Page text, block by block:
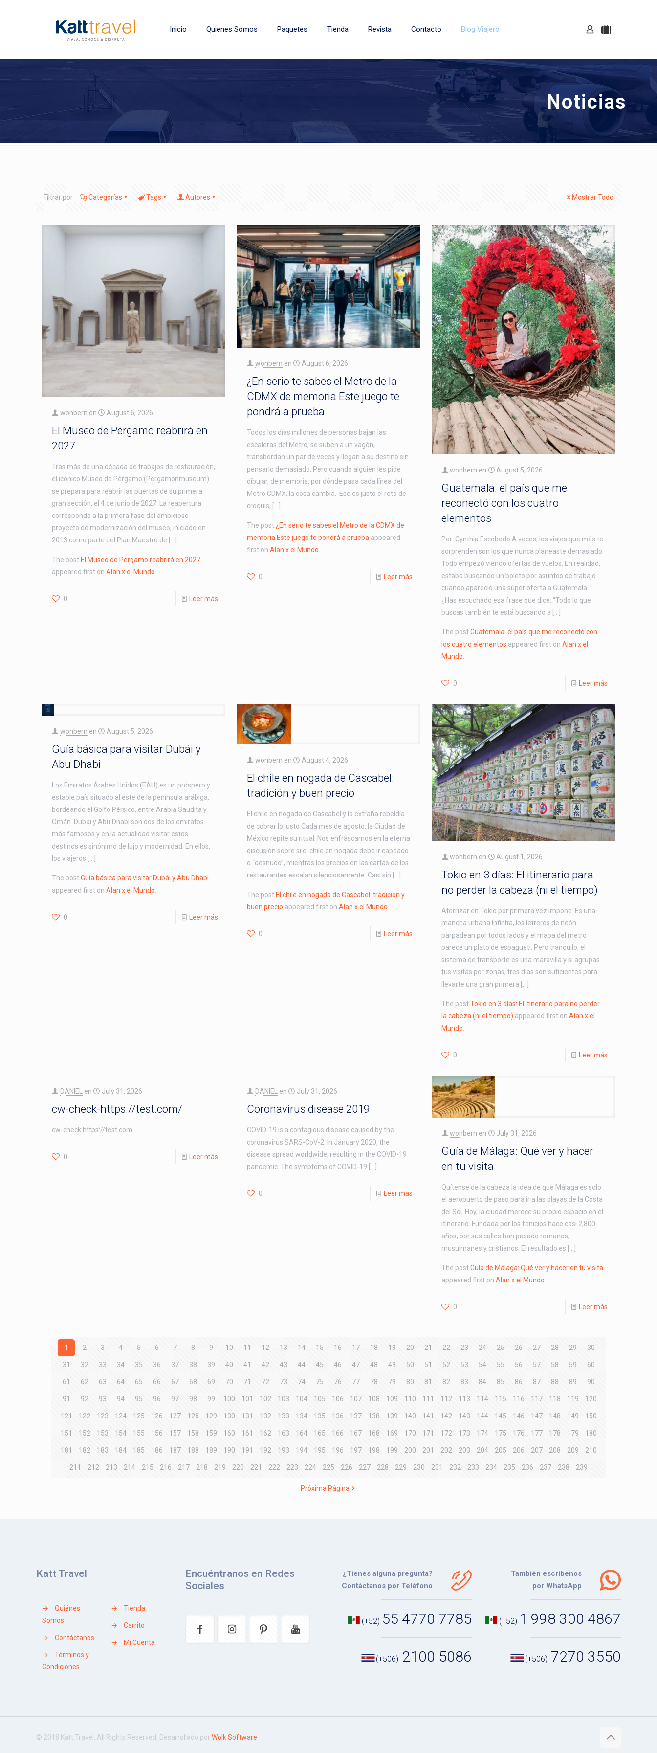
Inicio Quiénes Somos Paquetes Tienda Revista Contacto Blog Viajero
Noticias
Filtrar por Categorías Tags Autores Mostrar Todo
wonbern en August 6, 2026
El Museo de Pérgamo reabrirá en
2027
Tras más de una década de trabajos de restauración,
el icónico Museo de Pérgamo (Pergamonmuseum)
se prepara para reabrir las puertas de su primera
gran sección, el 4 de junio de 2027. La reapertura
corresponde a la primera fase del ambicioso
proyecto de modernización del museo, iniciado en
2013 como parte del Plan Maestro de […]
The post El Museo de Pérgamo reabrirá en 2027
appeared first on Alan x el Mundo.
0 Leer más
wonbern en August 6, 2026
¿En serio te sabes el Metro de la
CDMX de memoria Este juego te
pondrá a prueba
Todos los días millones de personas bajan las
escaleras del Metro, se suben a un vagón,
transbordan un par de veces y llegan a su destino sin
pensarlo demasiado. Pero cuando alguien les pide
dibujar, de memoria, por dónde pasa cada línea del
Metro CDMX, la cosa cambia. Ese es justo el reto de
croquis, […]
The post ¿En serio te sabes el Metro de la CDMX de
memoria Este juego te pondrá a prueba appeared
first on Alan x el Mundo
0 Leer más
wonbern en August 5, 2026
Guatemala: el país que me
reconectó con los cuatro
elementos
Por: Cynthia Escobedo A veces, los viajes que más te
sorprenden son los que nunca planeaste demasiado.
Todo empezó viendo ofertas de vuelos. En realidad,
estaba buscando un boleto por asuntos de trabajo
cuando apareció una súper oferta a Guatemala.
¿Has escuchado esa frase que dice: “Todo lo que
buscas también te está buscando a […]
The postGuatemala: el país que me reconectó con
los cuatro elementos appeared first onAlan x el
Mundo
0 Leer más
wonbern en August 5, 2026
Guía básica para visitar Dubái y
Abu Dhabi
Los Emiratos Árabes Unidos (EAU) es un próspero y
estable país situado al este de la península arábiga,
bordeando el Golfo Pérsico, entre Arabia Saudita y
Omán. Dubái y Abu Dhabi son dos de los emiratos
más famosos y en la actualidad visitar estos
destinos es sinónimo de lujo y modernidad. En ellos,
los viajeros […]
The postGuía básica para visitar Dubái y Abu Dhabi
appeared first on Alan x el Mundo
0 Leer más
wonbern en August 4, 2026
El chile en nogada de Cascabel:
tradición y buen precio
El chile en nogada de Cascabel y la extraña rebeldía
de cobrar lo justo Cada mes de agosto, la Ciudad de
México repite su ritual. Nos enfrascamos en la eterna
discusión sobre si el chile en nogada debe ir capeado
o “desnudo”, mientras los precios en las cartas de los
restaurantes escalan silenciosamente. Casi sin […]
The postEl chile en nogada de Cascabel: tradición y
buen precio appeared first on Alan x el Mundo
0 Leer más
wonbern en August 1, 2026
Tokio en 3 días: El itinerario para
no perder la cabeza (ni el tiempo)
Aterrizar en Tokio por primera vez impone. Es una
mancha urbana infinita, los letreros de neón
parpadean por todos lados y el mapa del metro
parece un plato de espagueti. Pero tranquilo, el
sistema de transporte es una maravilla y si agrupas
tus visitas por zonas, tres días son suficientes para
llevarte una gran primera […]
The postTokio en 3 días: El itinerario para no perder
la cabeza (ni el tiempo) appeared first onAlan x el
Mundo
0 Leer más
DANIEL en July 31, 2026
cw-check-https://test.com/
cw-check https://test.com
0 Leer más
DANIEL en July 31, 2026
Coronavirus disease 2019
COVID-19 is a contagious disease caused by the
coronavirus SARS-CoV-2. In January 2020, the
disease spread worldwide, resulting in the COVID-19
pandemic. The symptoms of COVID‑19 […]
0 Leer más
wonbern en July 31, 2026
Guía de Málaga: Qué ver y hacer
en tu visita
Quítense de la cabeza la idea de que Málaga es solo
el aeropuerto de paso para ir a las playas de la Costa
del Sol. Hoy, la ciudad merece su propio espacio en el
itinerario. Fundada por los fenicios hace casi 2,800
años, por sus calles han pasado romanos,
musulmanes y cristianos. El resultado es […]
The postGuía de Málaga: Qué ver y hacer en tu visita
appeared first onAlan x el Mundo
0 Leer más
1 2 3 4 5 6 7 8 9 10 11 12 13 14 15 16 17 18 19 20 21 22 23 24 25 26 27 28 29 30
31 32 33 34 35 36 37 38 39 40 41 42 43 44 45 46 47 48 49 50 51 52 53 54 55 56 57 58 59 60
61 62 63 64 65 66 67 68 69 70 71 72 73 74 75 76 77 78 79 80 81 82 83 84 85 86 87 88 89 90
91 92 93 94 95 96 97 98 99 100 101 102 103 104 105 106 107 108 109 110 111 112 113 114 115 116 117 118 119 120
121 122 123 124 125 126 127 128 129 130 131 132 133 134 135 136 137 138 139 140 141 142 143 144 145 146 147 148 149 150
151 152 153 154 155 156 157 158 159 160 161 162 163 164 165 166 167 168 169 170 171 172 173 174 175 176 177 178 179 180
181 182 183 184 185 186 187 188 189 190 191 192 193 194 195 196 197 198 199 200 201 202 203 204 205 206 207 208 209 210
211 212 213 214 215 216 217 218 219 220 221 222 223 224 225 226 227 228 229 230 231 232 233 234 235 236 237 238 239
Próxima Página
Katt Travel
→
Quiénes
Somos
→ Contáctanos
→
Términos y
Condiciones
→ Tienda
→ Carrito
→ Mi Cuenta
Encuéntranos en Redes
Sociales
¿Tienes alguna pregunta?
Contáctanos por Teléfono
(+52) 55 4770 7785
(+506) 2100 5086
También escríbenos
por WhatsApp
(+52) 1 998 300 4867
(+506) 7270 3550
© 2018 Katt Travel. All Rights Reserved. Desarrollado por Wolk Software